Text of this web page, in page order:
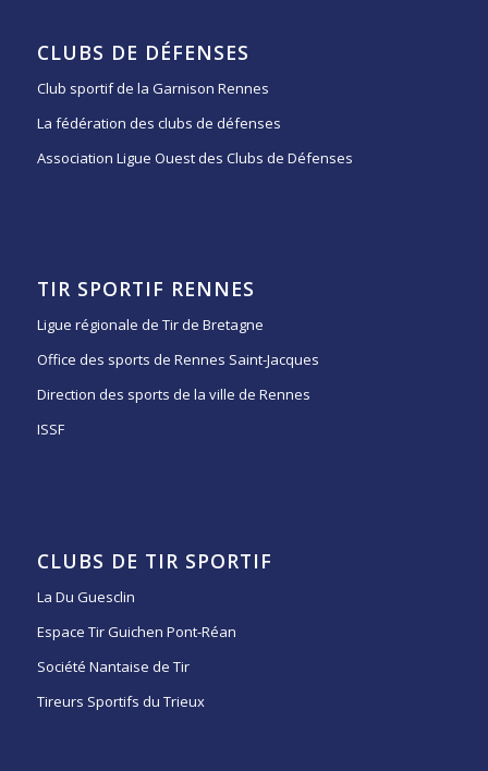
CLUBS DE DÉFENSES
Club sportif de la Garnison Rennes
La fédération des clubs de défenses
Association Ligue Ouest des Clubs de Défenses
TIR SPORTIF RENNES
Ligue régionale de Tir de Bretagne
Office des sports de Rennes Saint-Jacques
Direction des sports de la ville de Rennes
ISSF
CLUBS DE TIR SPORTIF
La Du Guesclin
Espace Tir Guichen Pont-Réan
Société Nantaise de Tir
Tireurs Sportifs du Trieux